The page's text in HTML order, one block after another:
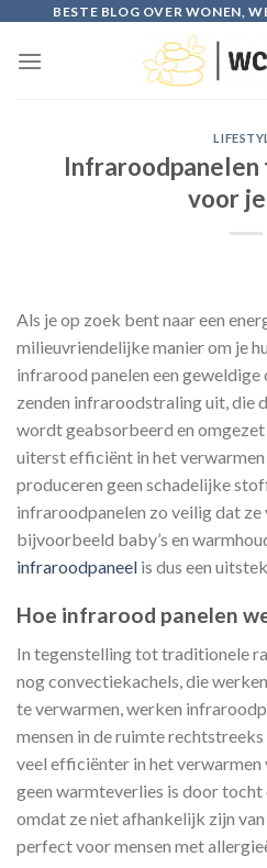
content
BESTE BLOG OVER WONEN,
voor
Als je op zoek bent naar een
milieuvriendelijke manier om je
infrarood panelen een
zenden infraroodstraling uit, die
wordt geabsorbeerd en
uiterst efficiënt in het verwarmen
produceren geen schadelijke
infraroodpanelen zo veilig dat
bijvoorbeeld baby’s en
infraroodpaneel is dus een
Hoe infrarood panelen
In tegenstelling tot traditionele
nog convectiekachels, die
te verwarmen, werken
mensen in de ruimte
veel efficiënter in het verwarmen
geen warmteverlies is door tocht
omdat ze niet afhankelijk zijn
perfect voor mensen met